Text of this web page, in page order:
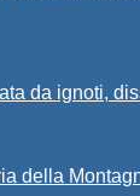
da ignoti,
della